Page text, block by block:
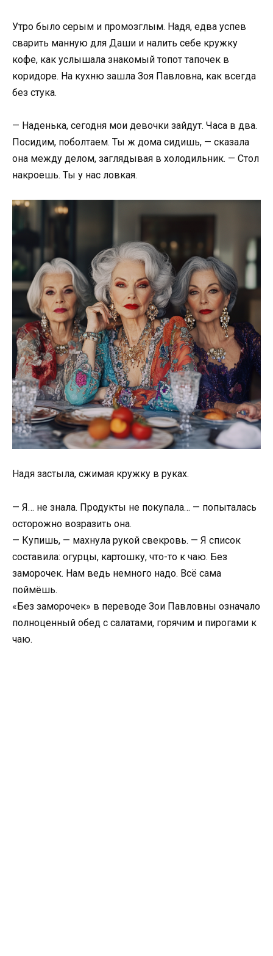
Утро было серым и промозглым. Надя, едва успев
сварить манную для Даши и налить себе кружку
кофе, как услышала знакомый топот тапочек в
коридоре. На кухню зашла Зоя Павловна, как всегда
без стука.
— Наденька, сегодня мои девочки зайдут. Часа в два.
Посидим, поболтаем. Ты ж дома сидишь, — сказала
она между делом, заглядывая в холодильник. — Стол
накроешь. Ты у нас ловкая.
Надя застыла, сжимая кружку в руках.
— Я… не знала. Продукты не покупала… — попыталась
осторожно возразить она.
— Купишь, — махнула рукой свекровь. — Я список
составила: огурцы, картошку, что-то к чаю. Без
заморочек. Нам ведь немного надо. Всё сама
поймёшь.
«Без заморочек» в переводе Зои Павловны означало
полноценный обед с салатами, горячим и пирогами к
чаю.